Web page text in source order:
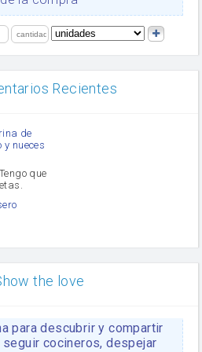
Recientes
de
nueces
que
fácil y
the love
para descubrir y compartir
cocineros, despejar